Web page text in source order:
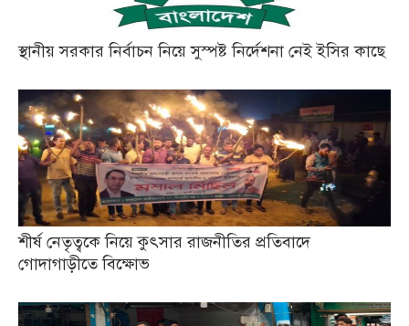
স্থানীয় সরকার নির্বাচন নিয়ে সুস্পষ্ট নির্দেশনা নেই ইসির কাছে
শীর্ষ নেতৃত্বকে নিয়ে কুৎসার রাজনীতির প্রতিবাদে
গোদাগাড়ীতে বিক্ষোভ